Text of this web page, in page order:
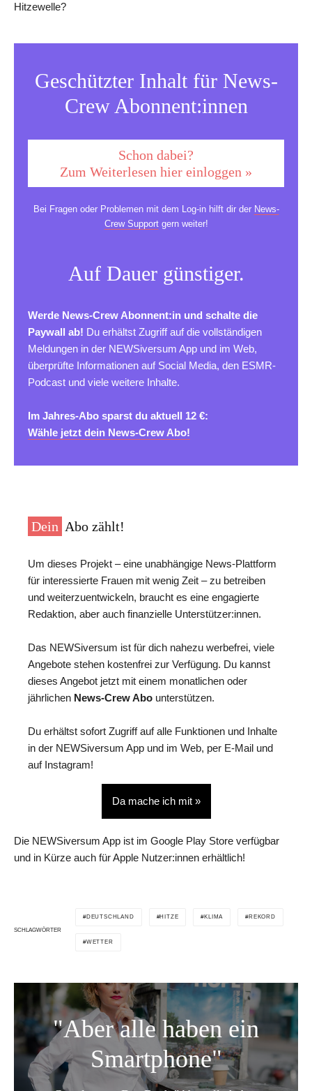
Hitzewelle?
Geschützter Inhalt für News-
Crew Abonnent:innen
Schon dabei?
Zum Weiterlesen hier einloggen »
Bei Fragen oder Problemen mit dem Log-in hilft dir der News-
Crew Supportgern weiter!
Auf Dauer günstiger.
Werde News-Crew Abonnent:in und schalte die
Paywall ab! Du erhältst Zugriff auf die vollständigen
Meldungen in der NEWSiversum App und im Web,
überprüfte Informationen auf Social Media, den ESMR-
Podcast und viele weitere Inhalte.
Im Jahres-Abo sparst du aktuell 12 €:
Wähle jetzt dein News-Crew Abo!
Dein Abo zählt!
Um dieses Projekt – eine unabhängige News-Plattform
für interessierte Frauen mit wenig Zeit – zu betreiben
und weiterzuentwickeln, braucht es eine engagierte
Redaktion, aber auch finanzielle Unterstützer:innen.
Das NEWSiversum ist für dich nahezu werbefrei, viele
Angebote stehen kostenfrei zur Verfügung. Du kannst
dieses Angebot jetzt mit einem monatlichen oder
jährlichen News-Crew Abo unterstützen.
Du erhältst sofort Zugriff auf alle Funktionen und Inhalte
in der NEWSiversum App und im Web, per E-Mail und
auf Instagram!
Da mache ich mit »
Die NEWSiversum App ist im Google Play Store verfügbar
und in Kürze auch für Apple Nutzer:innen erhältlich!
SCHLAGWÖRTER
DEUTSCHLAND HITZE KLIMA REKORD
WETTER
"Aber alle haben ein
Smartphone"